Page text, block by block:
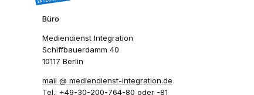
Büro
Mediendienst Integration
Schiffbauerdamm 40
10117 Berlin
mail​
mediendienst-integration.de
Tel.: +49-30-200-764-80 oder -81